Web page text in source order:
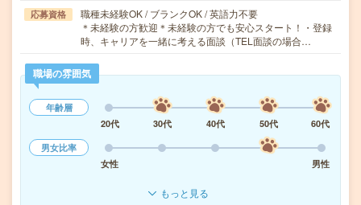
応募資格
職種未経験OK / ブランクOK / 英語力不要
＊未経験の方歓迎＊未経験の方でも安心スタート！・登録
時、キャリアを一緒に考える面談（TEL面談の場合…
職場の雰囲気
年齢層
20代
30代 40代 50代
60代
男女比率
女性
男性
もっと見る